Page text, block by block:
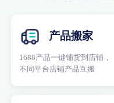
产品搬家
1688产品一键铺货到店铺，
不同平台店铺产品互搬